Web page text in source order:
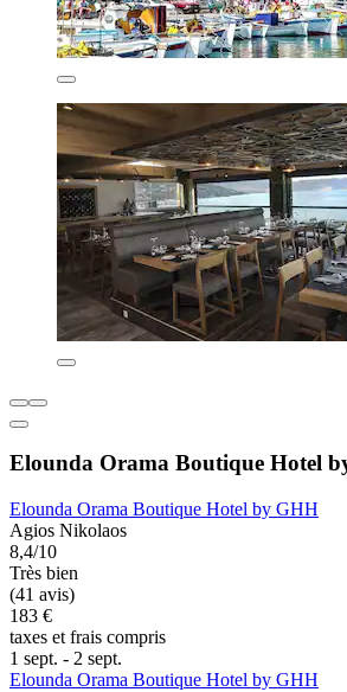
Elounda Orama Boutique Hotel
Elounda Orama Boutique Hotel by GHH
Agios Nikolaos
8,4/10
Très bien
(41 avis)
183 €
taxes et frais compris
1 sept. - 2 sept.
Elounda Orama Boutique Hotel by GHH